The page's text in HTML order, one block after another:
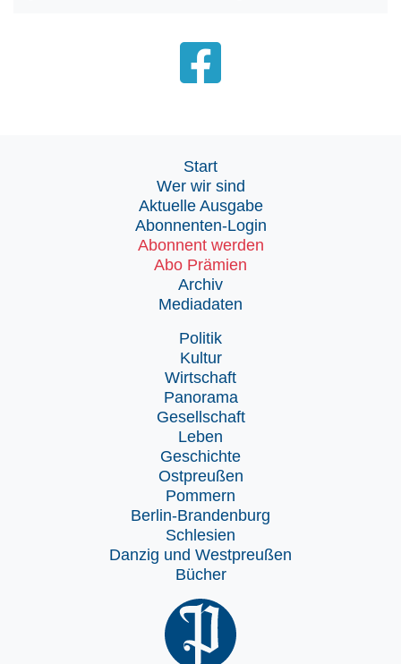
Start
Wer wir sind
Aktuelle Ausgabe
Abonnenten-Login
Abonnent werden
Abo Prämien
Archiv
Mediadaten
Politik
Kultur
Wirtschaft
Panorama
Gesellschaft
Leben
Geschichte
Ostpreußen
Pommern
Berlin-Brandenburg
Schlesien
Danzig und Westpreußen
Bücher